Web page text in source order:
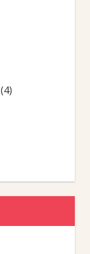
(4)